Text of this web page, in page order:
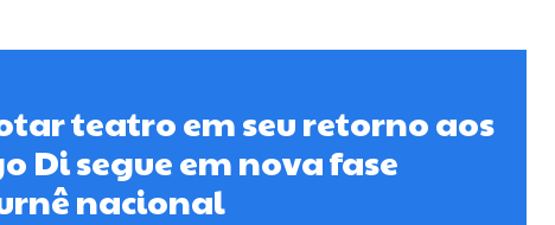
teatro em seu retorno aos
Di segue em nova fase
nacional